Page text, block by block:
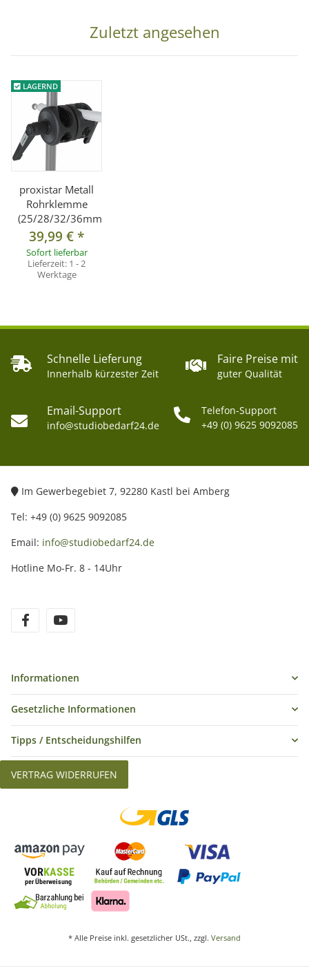
Zuletzt angesehen
LAGERND
proxistar Metall
Rohrklemme
(25/28/32/36mm)
39,99 €*
Sofort lieferbar
Lieferzeit: 1 - 2
Werktage
Schnelle Lieferung
Innerhalb kürzester Zeit
Faire Preise mit
guter Qualität
Email-Support
info@studiobedarf24.de
Telefon-Support
+49 (0) 9625 9092085
Im Gewerbegebiet 7, 92280 Kastl bei Amberg
Tel: +49 (0) 9625 9092085
Email: info@studiobedarf24.de
Hotline Mo-Fr. 8 - 14Uhr
Informationen
Gesetzliche Informationen
Tipps / Entscheidungshilfen
VERTRAG WIDERRUFEN
* Alle Preise inkl. gesetzlicher USt., zzgl. Versand